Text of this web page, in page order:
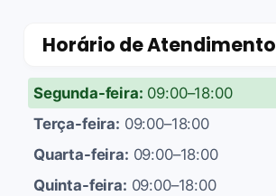
Horário de Atendimento
Segunda-feira: 09:00–18:00
Terça-feira: 09:00–18:00
Quarta-feira: 09:00–18:00
Quinta-feira: 09:00–18:00